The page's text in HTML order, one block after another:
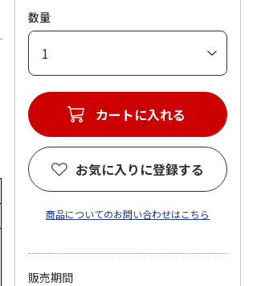
数量
お気に入りに登録する
商品についてのお問い合わせはこちら
販売期間